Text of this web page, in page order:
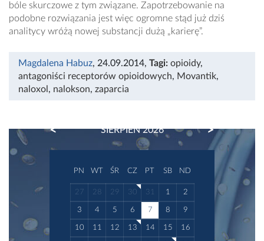
bóle skurczowe z tym związane. Zapotrzebowanie na
podobne rozwiązania jest więc ogromne stąd już dziś
analitycy wróżą nowej substancji dużą „karierę”.
Magdalena Habuz, 24.09.2014, Tagi: opioidy,
antagoniści receptorów opioidowych, Movantik,
naloxol, nalokson, zaparcia
SIERPIEŃ 2026
PREVIOUS NEXT
PN WT ŚR CZ PT SB ND
27 28 29 30 31 1 2
3 4 5 6 7 8 9
10 11 12 13 14 15 16